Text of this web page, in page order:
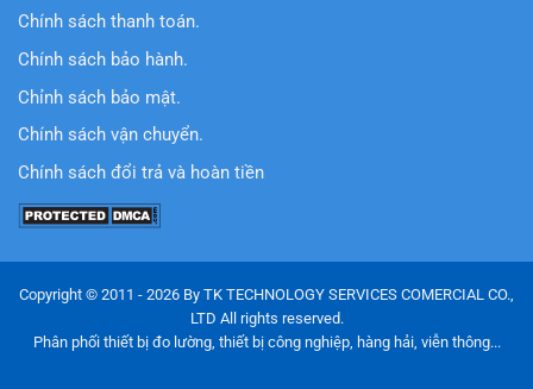
Chính sách thanh toán.
Chính sách bảo hành.
Chỉnh sách bảo mật.
Chính sách vận chuyển.
Chính sách đổi trả và hoàn tiền
Copyright © 2011 - 2026 By TK TECHNOLOGY SERVICES COMERCIAL CO.,
LTD All rights reserved.
Phân phối thiết bị đo lường, thiết bị công nghiệp, hàng hải, viễn thông...